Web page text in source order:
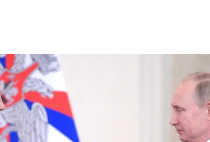
(слева) и президент россии владимир путин, Москва, 28
руководство впервые с начала
войсками в Украине. Им стал генерал
пропагандистские СМИ со ссылкой на
с марта по декабрь 2017 года